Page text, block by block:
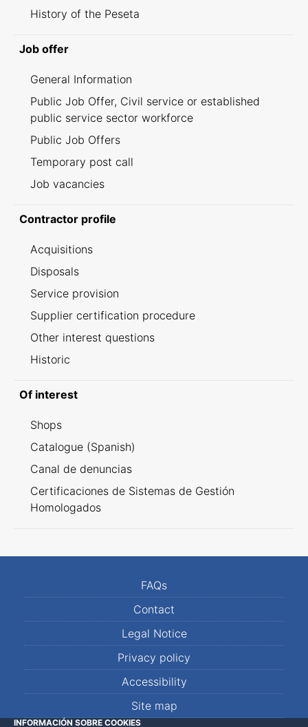
History of the Peseta
Job offer
General Information
Public Job Offer, Civil service or established
public service sector workforce
Public Job Offers
Temporary post call
Job vacancies
Contractor profile
Acquisitions
Disposals
Service provision
Supplier certification procedure
Other interest questions
Historic
Of interest
Shops
Catalogue (Spanish)
Canal de denuncias
Certificaciones de Sistemas de Gestión
Homologados
FAQs
Contact
Legal Notice
Privacy policy
Accessibility
Site map
INFORMACIÓN SOBRE COOKIES